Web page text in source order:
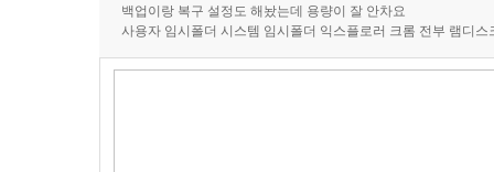
백업이랑 복구 설정도 해놨는데 용량이 잘 안차요
사용자 임시폴더 시스템 임시폴더 익스플로러 크롬 전부 램디스